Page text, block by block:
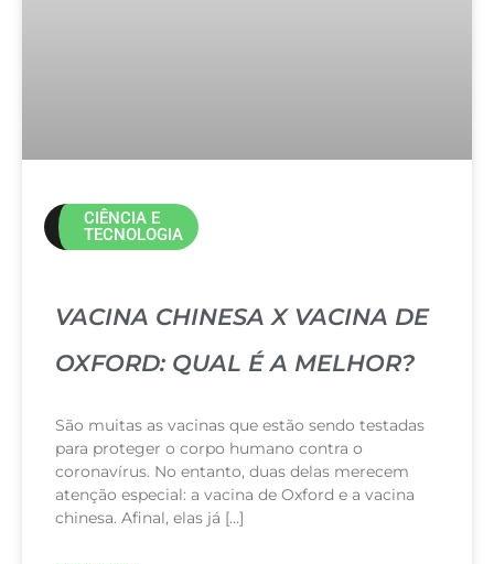
CIÊNCIA E
TECNOLOGIA
VACINA CHINESA X VACINA DE
OXFORD: QUAL É A MELHOR?
São muitas as vacinas que estão sendo testadas
para proteger o corpo humano contra o
coronavírus. No entanto, duas delas merecem
atenção especial: a vacina de Oxford e a vacina
chinesa. Afinal, elas já […]